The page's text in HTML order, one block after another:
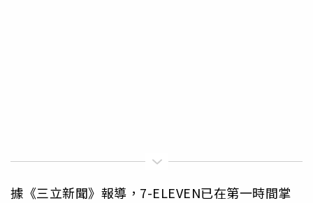
據《三立新聞》報導，7-ELEVEN已在第一時間掌